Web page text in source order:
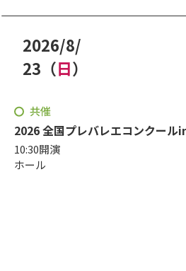
2026/
年
8/
月
23 （日）
共催
2026 全国プレバレエコンクール
10:30開演
ホール